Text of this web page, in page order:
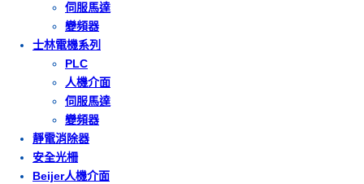
伺服馬達
變頻器
士林電機系列
PLC
人機介面
伺服馬達
變頻器
靜電消除器
安全光柵
Beijer人機介面